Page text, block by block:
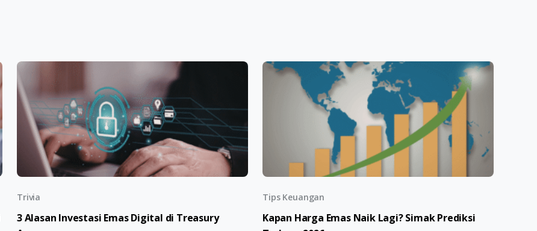
Trivia
3 Alasan Investasi Emas Digital di Treasury
Tips Keuangan
Kapan Harga Emas Naik Lagi? Simak Prediksi